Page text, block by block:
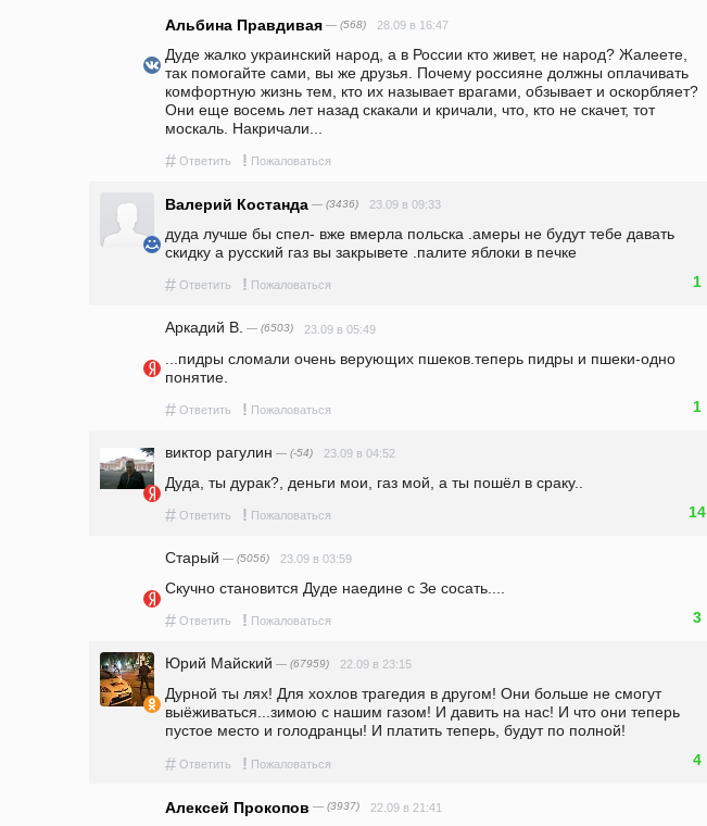
Альбина Правдивая — (568) 28.09 в 16:47
Дуде жалко украинский народ, а в России кто живет, не народ? Жалеете,
так помогайте сами, вы же друзья. Почему россияне должны оплачивать
комфортную жизнь тем, кто их называет врагами, обзывает и оскорбляет?
Они еще восемь лет назад скакали и кричали, что, кто не скачет, тот
москаль. Накричали...
# Ответить ! Пожаловаться
Валерий Костанда — (3436) 23.09 в 09:33
дуда лучше бы спел- вже вмерла польска .амеры не будут тебе давать
скидку а русский газ вы закрывете .палите яблоки в печке
# Ответить ! Пожаловаться 1
Аркадий В. — (6503) 23.09 в 05:49
...пидры сломали очень верующих пшеков.теперь пидры и пшеки-одно
понятие.
# Ответить ! Пожаловаться 1
виктор рагулин — (-54) 23.09 в 04:52
Дуда, ты дурак?, деньги мои, газ мой, а ты пошёл в сраку..
# Ответить ! Пожаловаться 14
Старый — (5056) 23.09 в 03:59
Скучно становится Дуде наедине с Зе сосать....
# Ответить ! Пожаловаться 3
Юрий Майский — (67959) 22.09 в 23:15
Дурной ты лях! Для хохлов трагедия в другом! Они больше не смогут
выёживаться...зимою с нашим газом! И давить на нас! И что они теперь
пустое место и голодранцы! И платить теперь, будут по полной!
# Ответить ! Пожаловаться 4
Алексей Прокопов — (3937) 22.09 в 21:41